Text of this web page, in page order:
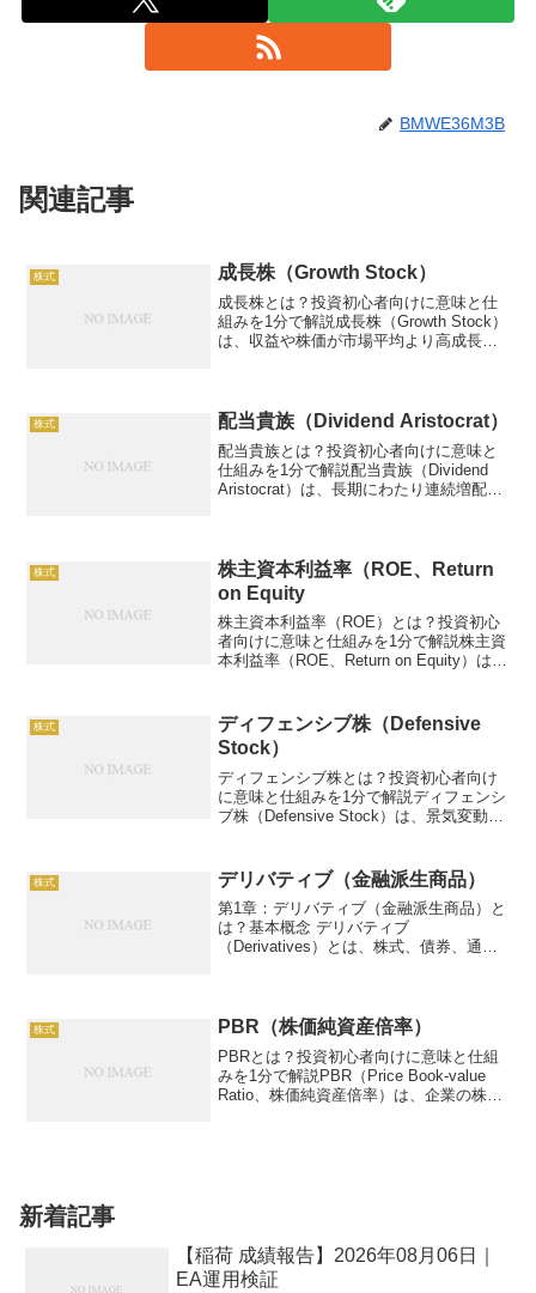
BMWE36M3B
関連記事
株式 成長株（Growth Stock）
成長株とは？投資初心者向けに意味と仕
組みを1分で解説成長株（Growth Stock）
は、収益や株価が市場平均より高成長す
体例を...
株式 配当貴族（Dividend Aristocrat）
配当貴族とは？投資初心者向けに意味と
仕組みを1分で解説配当貴族（Dividend
Aristocrat）は、長期にわたり連続増配を
み...
株式
株主資本利益率（ROE、Return
on Equity
株主資本利益率（ROE）とは？投資初心
者向けに意味と仕組みを1分で解説株主資
本利益率（ROE、Return on Equity）は、
ROE15%で高効率企業。この記事で
は、...
株式
ディフェンシブ株（Defensive
Stock）
ディフェンシブ株とは？投資初心者向け
に意味と仕組みを1分で解説ディフェンシ
ブ株（Defensive Stock）は、景気変動に
の株価変動率10～15%。この記事では、
デ...
株式 デリバティブ（金融派生商品）
第1章：デリバティブ（金融派生商品）と
は？基本概念 デリバティブ
（Derivatives）とは、株式、債券、通
も呼ばれ、リスクヘッ...
株式 PBR（株価純資産倍率）
PBRとは？投資初心者向けに意味と仕組
みを1分で解説PBR（Price Book-value
Ratio、株価純資産倍率）は、企業の株価
新着記事
【稲荷 成績報告】2026年08月06日｜
EA運用検証